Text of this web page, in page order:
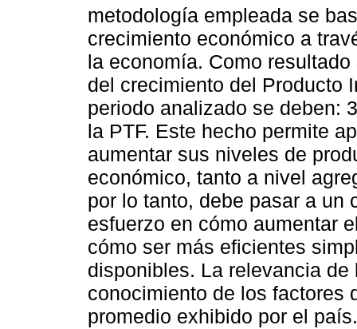
metodología empleada se
crecimiento económico a
la economía. Como
del crecimiento del Producto
periodo analizado se deben:
la PTF. Este hecho permite
aumentar sus niveles de
económico, tanto a nivel
por lo tanto, debe pasar a un
esfuerzo en cómo aumentar
cómo ser más eficientes
disponibles. La relevancia
conocimiento de los factores
promedio exhibido por el país.